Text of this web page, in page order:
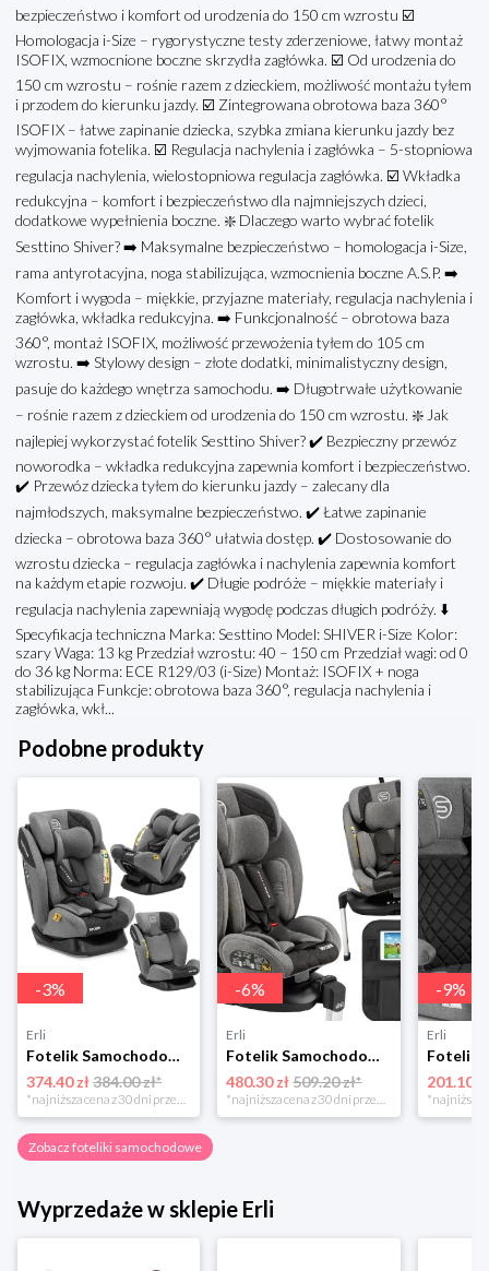
bezpieczeństwo i komfort od urodzenia do 150 cm wzrostu ☑️
Homologacja i-Size – rygorystyczne testy zderzeniowe, łatwy montaż
ISOFIX, wzmocnione boczne skrzydła zagłówka. ☑️ Od urodzenia do
150 cm wzrostu – rośnie razem z dzieckiem, możliwość montażu tyłem
i przodem do kierunku jazdy. ☑️ Zintegrowana obrotowa baza 360°
ISOFIX – łatwe zapinanie dziecka, szybka zmiana kierunku jazdy bez
wyjmowania fotelika. ☑️ Regulacja nachylenia i zagłówka – 5-stopniowa
regulacja nachylenia, wielostopniowa regulacja zagłówka. ☑️ Wkładka
redukcyjna – komfort i bezpieczeństwo dla najmniejszych dzieci,
dodatkowe wypełnienia boczne. ❇️ Dlaczego warto wybrać fotelik
Sesttino Shiver? ➡️ Maksymalne bezpieczeństwo – homologacja i-Size,
rama antyrotacyjna, noga stabilizująca, wzmocnienia boczne A.S.P. ➡️
Komfort i wygoda – miękkie, przyjazne materiały, regulacja nachylenia i
zagłówka, wkładka redukcyjna. ➡️ Funkcjonalność – obrotowa baza
360°, montaż ISOFIX, możliwość przewożenia tyłem do 105 cm
wzrostu. ➡️ Stylowy design – złote dodatki, minimalistyczny design,
pasuje do każdego wnętrza samochodu. ➡️ Długotrwałe użytkowanie
– rośnie razem z dzieckiem od urodzenia do 150 cm wzrostu. ❇️ Jak
najlepiej wykorzystać fotelik Sesttino Shiver? ✔️ Bezpieczny przewóz
noworodka – wkładka redukcyjna zapewnia komfort i bezpieczeństwo.
✔️ Przewóz dziecka tyłem do kierunku jazdy – zalecany dla
najmłodszych, maksymalne bezpieczeństwo. ✔️ Łatwe zapinanie
dziecka – obrotowa baza 360° ułatwia dostęp. ✔️ Dostosowanie do
wzrostu dziecka – regulacja zagłówka i nachylenia zapewnia komfort
na każdym etapie rozwoju. ✔️ Długie podróże – miękkie materiały i
regulacja nachylenia zapewniają wygodę podczas długich podróży. ⬇️
Specyfikacja techniczna Marka: Sesttino Model: SHIVER i-Size Kolor:
szary Waga: 13 kg Przedział wzrostu: 40 – 150 cm Przedział wagi: od 0
do 36 kg Norma: ECE R129/03 (i-Size) Montaż: ISOFIX + noga
stabilizująca Funkcje: obrotowa baza 360°, regulacja nachylenia i
zagłówka, wkł...
Podobne produkty
-3%
Erli
Fotelik Samochodowy Dziecięcy Podróżny 40-150cm Sesttino Secure Pro 0-36kg
374.40 zł384.00 zł*
*najniższa cena z 30 dni przed obniżką
-6%
Erli
Fotelik Samochodowy Sesttino i-Size 40-150 cm Obrotowy 360° 0-36 kg ISOFIX
480.30 zł 509.20 zł*
*najniższa cena z 30 dni przed obniżką
-9%
Erli
201.10 zł
Zobacz foteliki samochodowe
Wyprzedaże w sklepie Erli